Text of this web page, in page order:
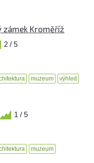
zámek Kroměříž
2 / 5
muzeum výhled
1 / 5
muzeum